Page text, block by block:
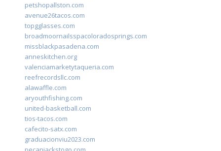
petshopallston.com
avenue26tacos.com
topgglasses.com
broadmoornailsspacoloradosprings.com
missblackpasadena.com
anneskitchen.org
valenciamarketytaqueria.com
reefrecordsllc.com
alawaffle.com
aryouthfishing.com
united-basketball.com
tios-tacos.com
cafecito-satx.com
graduacionviu2023.com